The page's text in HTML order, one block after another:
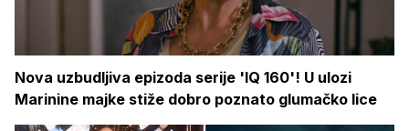
Nova uzbudljiva epizoda serije 'IQ 160'! U ulozi
Marinine majke stiže dobro poznato glumačko lice